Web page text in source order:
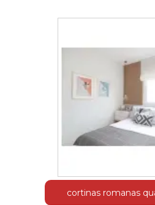
cortinas romanas